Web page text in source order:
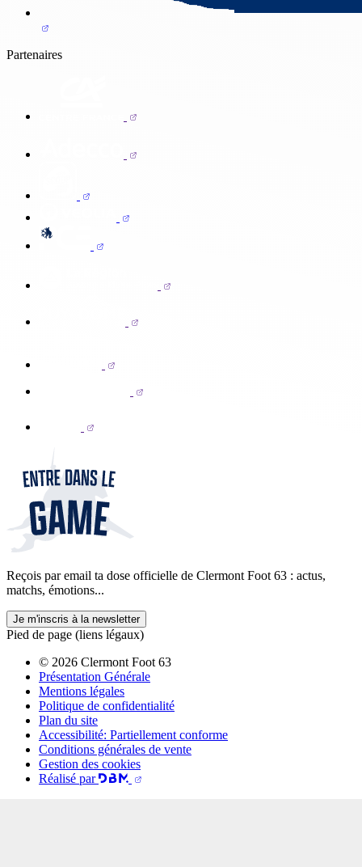
Partenaires
Reçois par email ta dose officielle de Clermont Foot 63 : actus,
matchs, émotions...
Je m'inscris à la newsletter
Pied de page (liens légaux)
© 2026 Clermont Foot 63
Présentation Générale
Mentions légales
Politique de confidentialité
Plan du site
Accessibilité: Partiellement conforme
Conditions générales de vente
Gestion des cookies
Réalisé par